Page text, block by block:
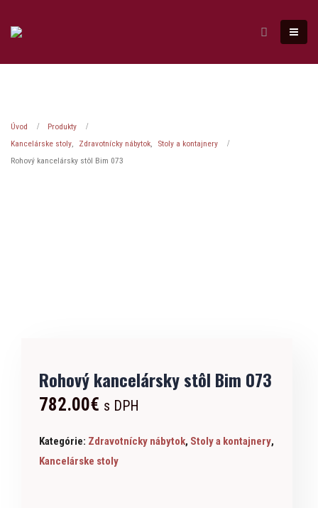
Úvod
Produkty
Kancelárske stoly, Zdravotnícky nábytok,
Stoly a kontajnery
Rohový kancelársky stôl Bim 073
Rohový kancelársky stôl Bim 073
782.00€ s DPH
Kategórie: Zdravotnícky nábytok, Stoly a kontajnery,
Kancelárske stoly